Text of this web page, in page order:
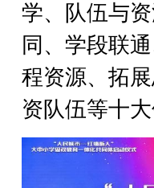
学、队伍与
同、学段联
程资源、拓
资队伍等十